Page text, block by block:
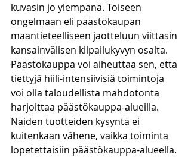
kuvasin jo ylempänä. Toiseen
ongelmaan eli päästökaupan
maantieteelliseen jaotteluun viittasin
kansainvälisen kilpailukyvyn osalta.
Päästökauppa voi aiheuttaa sen, että
tiettyjä hiili-intensiivisiä toimintoja
voi olla taloudellista mahdotonta
harjoittaa päästökauppa-alueilla.
Näiden tuotteiden kysyntä ei
kuitenkaan vähene, vaikka toiminta
lopetettaisiin päästökauppa-alueella.